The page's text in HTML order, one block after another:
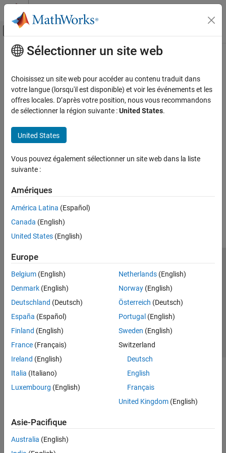
Passer au contenu
Activer/désactiver l'affichage du menu
Accueil de la documentation
Contenu principal
How useful was this information?
Sélectionner un site web
Choisissez un site web pour accéder au contenu traduit dans
votre langue (lorsqu'il est disponible) et voir les événements et les
offres locales. D’après votre position, nous vous recommandons
de sélectionner la région suivante :United States.
United States
Vous pouvez également sélectionner un site web dans la liste
suivante :
Amériques
América Latina (Español)
Canada (English)
United States (English)
Europe
Belgium (English)
Denmark (English)
Deutschland (Deutsch)
España (Español)
Finland (English)
France (Français)
Ireland (English)
Italia (Italiano)
Luxembourg (English)
Netherlands(English)
Norway(English)
Österreich (Deutsch)
Portugal (English)
Sweden (English)
Switzerland
Deutsch
English
Français
United Kingdom(English)
Asie-Pacifique
Australia (English)
Lutte anti-piratage
Contacts locaux
© 1994-2026 The MathWorks, Inc.